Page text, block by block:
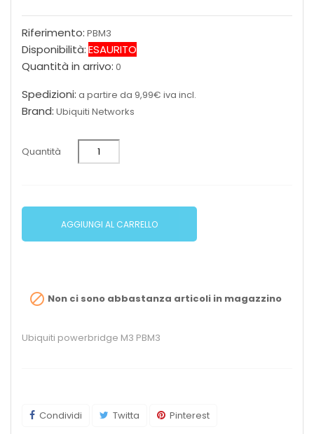
Riferimento: PBM3
Disponibilità:ESAURITO
Quantità in arrivo: 0
Spedizioni: a partire da 9,99€ iva incl.
Brand: Ubiquiti Networks
Quantità
AGGIUNGI AL CARRELLO
 Non ci sono abbastanza articoli in magazzino
Ubiquiti powerbridge M3 PBM3
Condividi Twitta Pinterest